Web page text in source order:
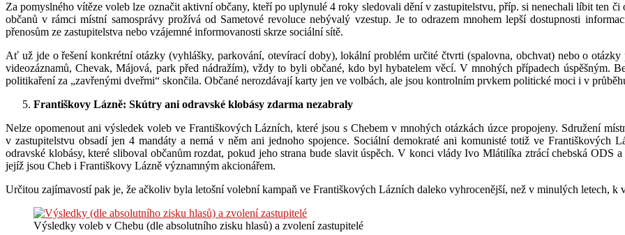
Za pomyslného vítěze voleb lze označit aktivní občany, kteří po uplynulé 4 roky sledovali dění v zastupitelstvu, příp. si nenechali líbit ten
občanů v rámci místní samosprávy prožívá od Sametové revoluce nebývalý vzestup. Je to odrazem mnohem lepší dostupnosti
přenosům ze zastupitelstva nebo vzájemné informovanosti skrze sociální sítě.
Ať už jde o řešení konkrétní otázky (vyhlášky, parkování, otevírací doby), lokální problém určité čtvrti (spalovna, obchvat) nebo o
videozáznamů, Chevak, Májová, park před nádražím), vždy to byli občané, kdo byl hybatelem věcí. V mnohých případech úspěšným.
politikaření za „zavřenými dveřmi“ skončila. Občané nerozdávají karty jen ve volbách, ale jsou kontrolním prvkem politické moci i v
Františkovy Lázně: Skútry ani odravské klobásy zdarma nezabraly
Nelze opomenout ani výsledek voleb ve Františkových Lázních, které jsou s Chebem v mnohých otázkách úzce propojeny. Sdružení
v zastupitelstvu obsadí jen 4 mandáty a nemá v něm ani jednoho spojence. Sociální demokraté ani komunisté totiž ve
odravské klobásy, které sliboval občanům rozdat, pokud jeho strana bude slavit úspěch. V konci vlády Ivo Mlátilíka ztrácí chebská ODS
jejíž jsou Cheb i Františkovy Lázně významným akcionářem.
Určitou zajímavostí pak je, že ačkoliv byla letošní volební kampaň ve Františkových Lázních daleko vyhrocenější, než v minulých letech, k
Výsledky voleb v Chebu (dle absolutního zisku hlasů) a zvolení zastupitelé